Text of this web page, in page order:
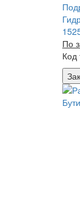
По
Код